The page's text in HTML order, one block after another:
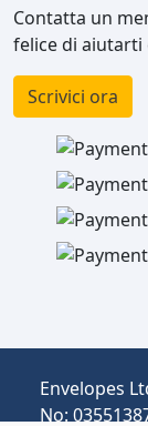
Contatta un
felice di aiutarti
Scrivici ora
Envelopes
No: